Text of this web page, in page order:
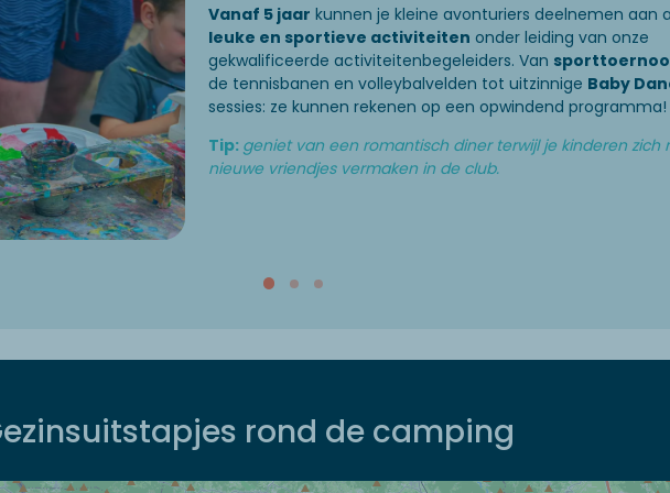
Vanaf 5 jaar kunnen je kleine avonturiers deelnemen aan
leuke en sportieve activiteiten onder leiding van onze
gekwalificeerde activiteitenbegeleiders. Van
de tennisbanen en volleybalvelden tot uitzinnige Baby
sessies: ze kunnen rekenen op een opwindend programma!
Tip: geniet van een romantisch diner terwijl je kinderen zich
nieuwe vriendjes vermaken in de club.
rond de camping